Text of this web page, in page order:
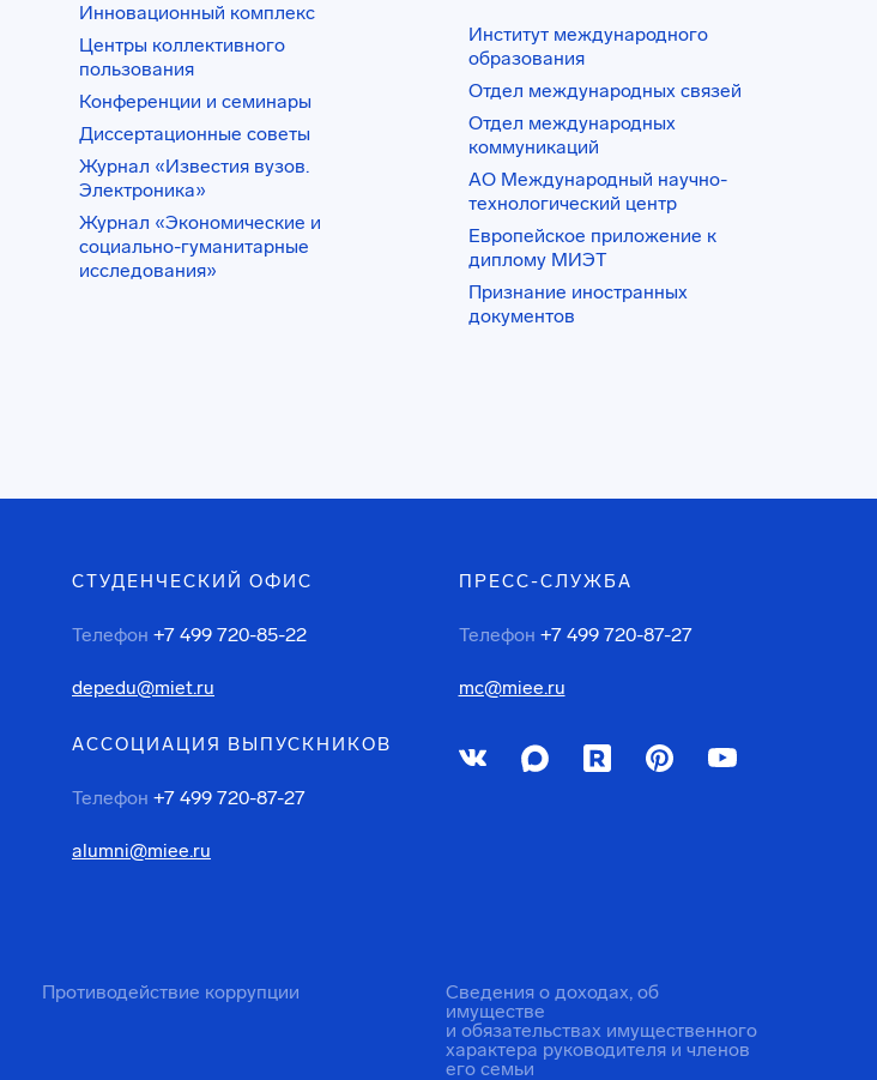
Инновационный комплекс
Центры коллективного
пользования
Конференции и семинары
Диссертационные советы
Журнал «Известия вузов.
Электроника»
Журнал «Экономические и
социально-гуманитарные
исследования»
Институт международного
образования
Отдел международных связей
Отдел международных
коммуникаций
АО Международный научно-
технологический центр
Европейское приложение к
диплому МИЭТ
Признание иностранных
документов
СТУДЕНЧЕСКИЙ ОФИС
Телефон +7 499 720-85-22
depedu@miet.ru
АССОЦИАЦИЯ ВЫПУСКНИКОВ
Телефон +7 499 720-87-27
alumni@miee.ru
ПРЕСС-СЛУЖБА
Телефон +7 499 720-87-27
mc@miee.ru
Противодействие коррупции
Сведения о доходах, об
имуществе
и обязательствах имущественного
характера руководителя и членов
его семьи